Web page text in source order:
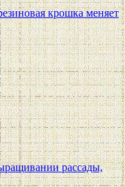
крошка меняет
рассады,